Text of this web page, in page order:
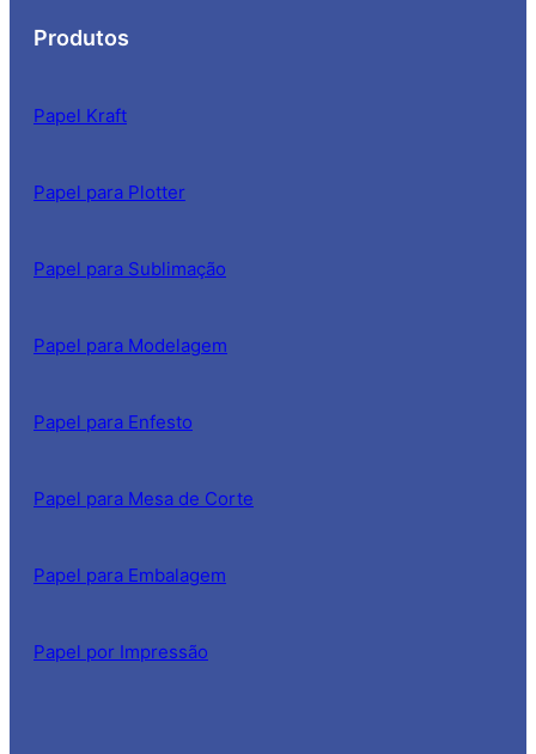
Produtos
Papel Kraft
Papel para Plotter
Papel para Sublimação
Papel para Modelagem
Papel para Enfesto
Papel para Mesa de Corte
Papel para Embalagem
Papel por Impressão